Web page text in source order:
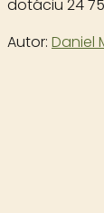
dotáciu 24
Autor: Daniel